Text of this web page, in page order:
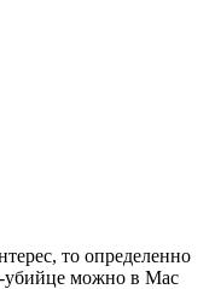
то определенно
убийце можно в Mac